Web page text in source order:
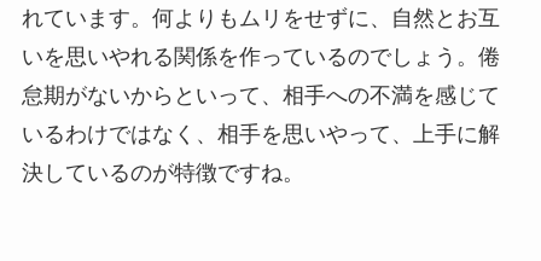
れています。何よりもムリをせずに、自然とお互
いを思いやれる関係を作っているのでしょう。倦
怠期がないからといって、相手への不満を感じて
いるわけではなく、相手を思いやって、上手に解
決しているのが特徴ですね。